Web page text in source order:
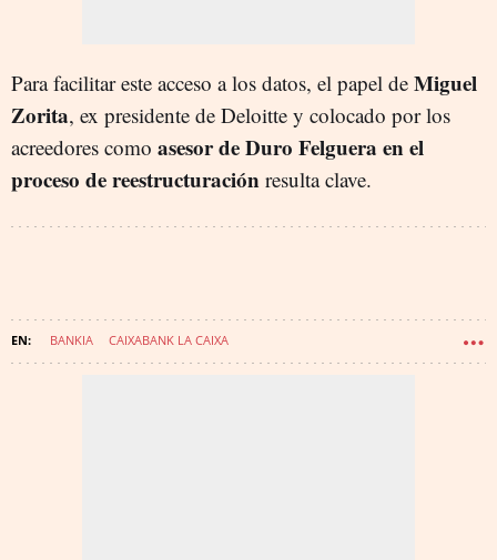
Para facilitar este acceso a los datos, el papel de Miguel
Zorita, ex presidente de Deloitte y colocado por los
acreedores como asesor de Duro Felguera en el
proceso de reestructuración resulta clave.
BANKIA CAIXABANK LA CAIXA